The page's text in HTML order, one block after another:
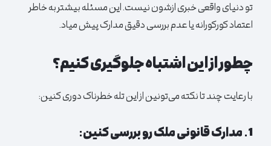
تو دنیای واقعی خبری ازشون نیست. این مسئله بیشتر به خاطر
اعتماد کورکورانه یا عدم بررسی دقیق مدارک پیش میاد.
چطور از این اشتباه جلوگیری کنیم؟
با رعایت چند تا نکته می‌تونین از این تله خطرناک دوری کنین:
1. مدارک قانونی ملک رو بررسی کنین: